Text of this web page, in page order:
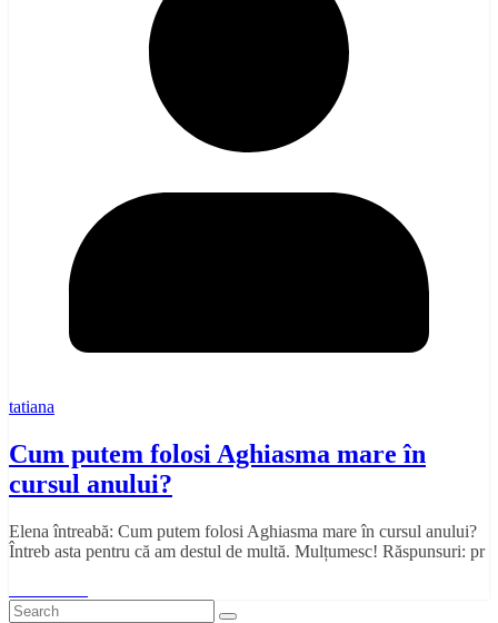
tatiana
Cum putem folosi Aghiasma mare în
cursul anului?
Elena întreabă: Cum putem folosi Aghiasma mare în cursul anului?
Întreb asta pentru că am destul de multă. Mulțumesc! Răspunsuri: pr